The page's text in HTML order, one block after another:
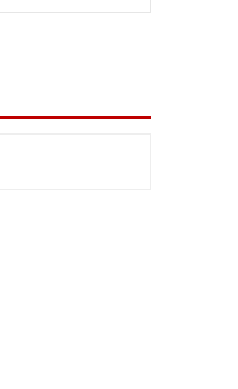
头罩